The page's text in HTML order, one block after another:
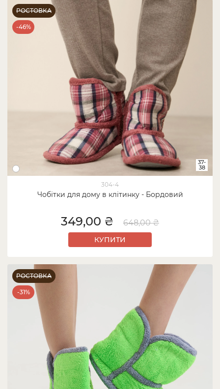
РОСТОВКА
-46%
304-4
Чобітки для дому в клітинку - Бордовий
37-
38
349,00 ₴ 648,00 ₴
КУПИТИ
РОСТОВКА
-31%